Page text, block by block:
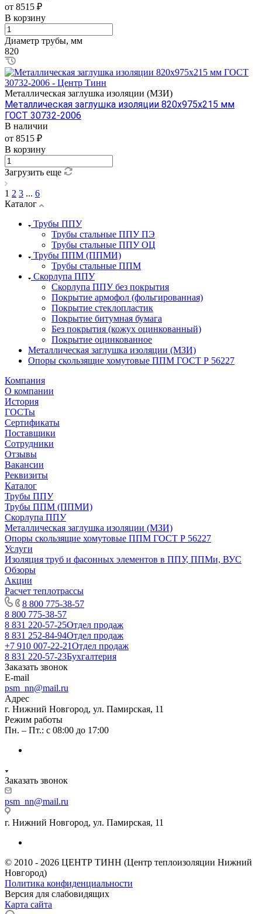
от 8515 ₽
В корзину
Диаметр трубы, мм
820
Металлическая заглушка изоляции (МЗИ)
Металлическая заглушка изоляции 820х975х215 мм
ГОСТ 30732-2006
В наличии
от 8515 ₽
В корзину
Загрузить еще
1 2 3 ... 6
Каталог
Трубы ППУ
Трубы стальные ППУ ПЭ
Трубы стальные ППУ ОЦ
Трубы ППМ (ППМИ)
Трубы стальные ППМ
Скорлупа ППУ
Скорлупа ППУ без покрытия
Покрытие армофол (фольгированная)
Покрытие стеклопластик
Покрытие битумная бумага
Без покрытия (кожух оцинкованный)
Покрытие оцинкованное
Металлическая заглушка изоляции (МЗИ)
Опоры скользящие хомутовые ППМ ГОСТ Р 56227
Компания
О компании
История
ГОСТы
Сертификаты
Поставщики
Сотрудники
Отзывы
Вакансии
Реквизиты
Каталог
Трубы ППУ
Трубы ППМ (ППМИ)
Скорлупа ППУ
Металлическая заглушка изоляции (МЗИ)
Опоры скользящие хомутовые ППМ ГОСТ Р 56227
Услуги
Изоляция труб и фасонных элементов в ППУ, ППМи, ВУС
Обзоры
Акции
Расчет теплотрассы
8 800 775-38-57
8 800 775-38-57
8 831 220-57-25Отдел продаж
8 831 252-84-94Отдел продаж
+7 910 007-22-21Отдел продаж
8 831 220-57-23Бухгалтерия
Заказать звонок
E-mail
psm_nn@mail.ru
Адрес
г. Нижний Новгород, ул. Памирская, 11
Режим работы
Пн. – Пт.: с 08:00 до 17:00
Заказать звонок
psm_nn@mail.ru
г. Нижний Новгород, ул. Памирская, 11
© 2010 - 2026 ЦЕНТР ТИНН (Центр теплоизоляции Нижний
Новгород)
Политика конфиденциальности
Версия для слабовидящих
Карта сайта